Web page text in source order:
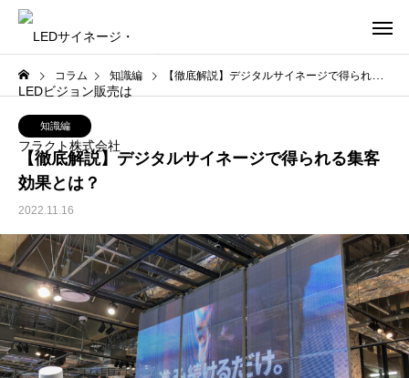
コラム 知識編 【徹底解説】デジタルサイネージで得られる集客効果とは？
知識編
【徹底解説】デジタルサイネージで得られる集客
効果とは？
2022.11.16